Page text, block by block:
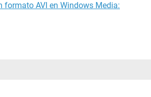
formato AVI en Windows Media: